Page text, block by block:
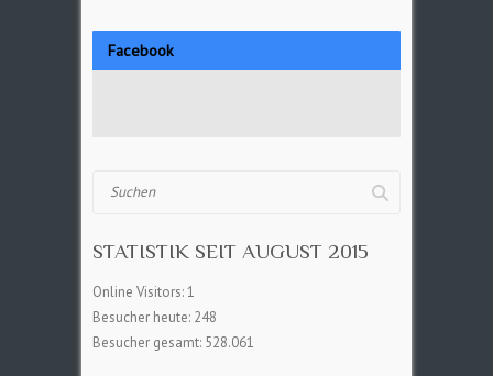
Facebook
STATISTIK SEIT AUGUST 2015
Online Visitors:1
Besucher heute: 248
Besucher gesamt: 528.061